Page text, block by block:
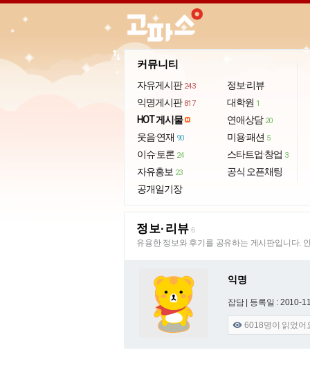
커뮤니티
자유게시판 243
익명게시판 817
HOT 게시물
웃음·연재 90
이슈·토론 24
자유홍보 23
공개일기장
정보·리뷰
대학원 1
연애상담 20
미용·패션 5
스타트업·창업 3
공식 오픈채팅
import_export
정보·리뷰 6
유용한 정보와 후기를 공유하는 게시판입니다.
익명
잡담 | 등록일 : 2010-
 6018명이 읽었어